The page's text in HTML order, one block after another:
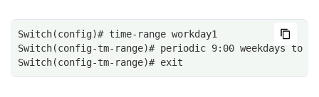
Switch(config)# time-range workday1
Switch(config-tm-range)# periodic 9:00 weekdays to
Switch(config-tm-range)# exit